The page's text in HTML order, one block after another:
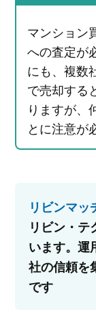
マンション
への査定が
にも、複数
で売却する
りますが、
とに注意が
リビンマッ
リビン・
います。運
社の信頼を
です